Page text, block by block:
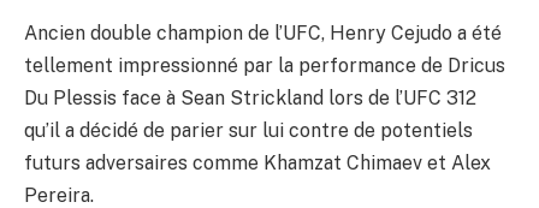
Ancien double champion de l’UFC, Henry Cejudo a été
tellement impressionné par la performance de Dricus
Du Plessis face à Sean Strickland lors de l’UFC 312
qu’il a décidé de parier sur lui contre de potentiels
futurs adversaires comme Khamzat Chimaev et Alex
Pereira.